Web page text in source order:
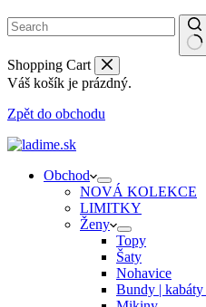
Shopping Cart
Váš košík je prázdný.
Zpět do obchodu
Obchod
NOVÁ KOLEKCE
LIMITKY
Ženy
Topy
Šaty
Nohavice
Bundy | kabáty